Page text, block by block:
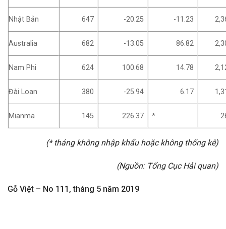
Nhật Bản 647 -20.25 -11.23
Australia 682 -13.05 86.82
Nam Phi 624 100.68 14.78
Đài Loan 380 -25.94 6.17
Mianma 145 226.37 *
(* tháng không nhập khẩu hoặc không thống kê)
(Nguồn: Tổng Cục Hải quan)
Gỗ Việt – No 111, tháng 5 năm 2019